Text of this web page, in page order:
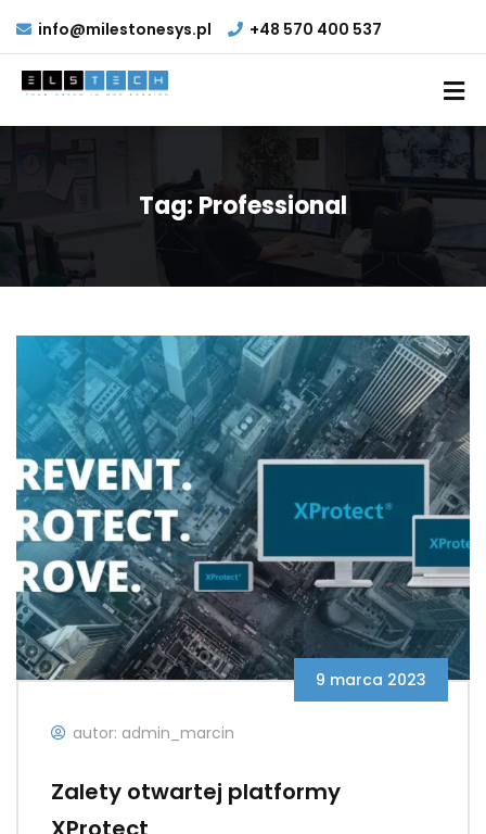
info@milestonesys.pl +48 570 400 537
Tag: Professional
9 marca 2023
autor: admin_marcin
Zalety otwartej platformy